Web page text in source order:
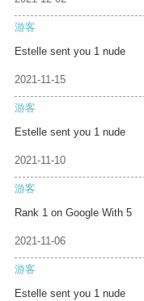
游客
Estelle sent you 1 nude
2021-11-15
游客
Estelle sent you 1 nude
2021-11-10
游客
Rank 1 on Google With 5
2021-11-06
游客
Estelle sent you 1 nude